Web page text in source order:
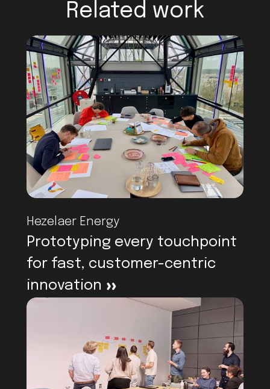
Related work
Hezelaer Energy
Prototyping every touchpoint
for fast, customer-centric
innovation >